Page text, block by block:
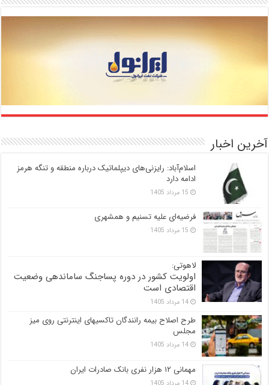
آخرین اخبار
اسلام‌آباد: رایزنی‌های دیپلماتیک درباره منطقه و تنگه هرمز
ادامه دارد
15 مرداد 1405
فرضیه‌ای علیه تسنیم و همشهری
15 مرداد 1405
لاهوتی:
اولویت کشور در دوره پساجنگ ساماندهی وضعیت
اقتصادی است
14 مرداد 1405
طرح اصلاح بیمه رانندگان تاکسیهای اینترنتی روی میز
مجلس
14 مرداد 1405
مهمانی ۱۲ هزار نفری بانک صادرات ایران
14 مرداد 1405